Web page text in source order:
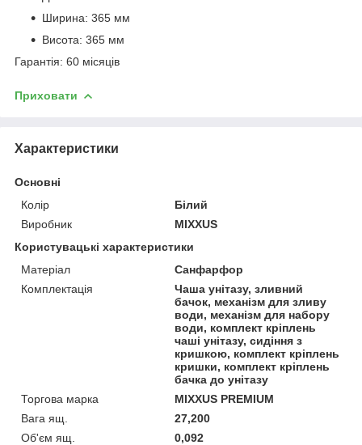
Ширина: 365 мм
Висота: 365 мм
Гарантія: 60 місяців
Приховати
Характеристики
Основні
Колір
Білий
Виробник
MIXXUS
Користувацькі характеристики
Матеріал
Санфарфор
Комплектація
Чаша унітазу, зливний
бачок, механізм для зливу
води, механізм для набору
води, комплект кріплень
чаші унітазу, сидіння з
кришкою, комплект кріплень
кришки, комплект кріплень
бачка до унітазу
Торгова марка
MIXXUS PREMIUM
Вага ящ.
27,200
Об'єм ящ.
0,092